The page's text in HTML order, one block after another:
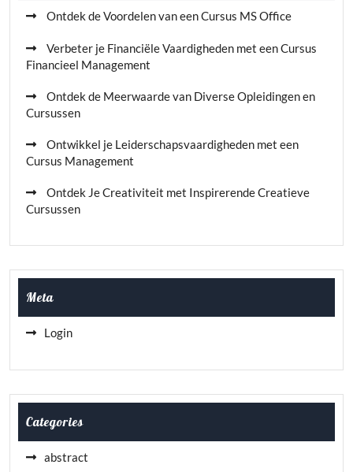
Ontdek de Voordelen van een Cursus MS Office
Verbeter je Financiële Vaardigheden met een Cursus
Financieel Management
Ontdek de Meerwaarde van Diverse Opleidingen en
Cursussen
Ontwikkel je Leiderschapsvaardigheden met een
Cursus Management
Ontdek Je Creativiteit met Inspirerende Creatieve
Cursussen
Meta
Login
Categories
abstract